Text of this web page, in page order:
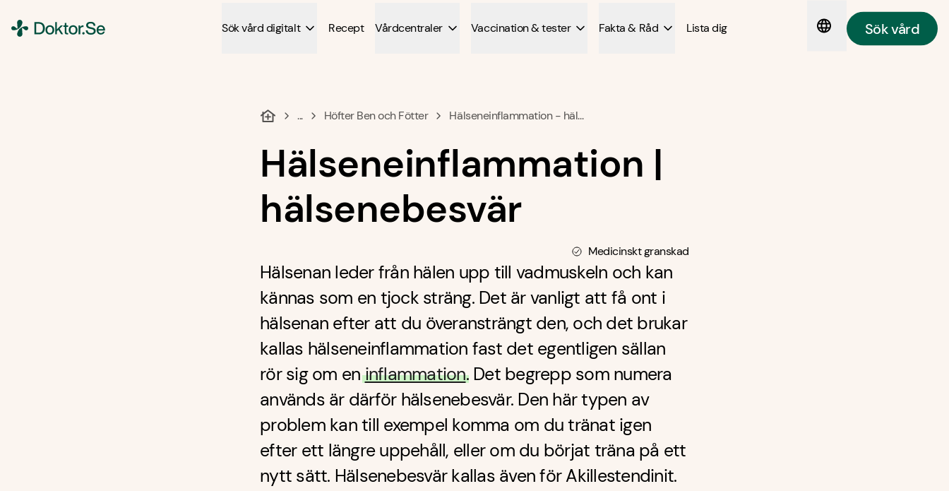
Sök vård digitalt Recept Vårdcentraler Vaccination & tester Fakta & Råd Lista dig Sök vård
... Höfter Ben och Fötter Hälseneinflammation - häl...
Hälseneinflammation |
hälsenebesvär
Medicinskt granskad
Hälsenan leder från hälen upp till vadmuskeln och kan
kännas som en tjock sträng. Det är vanligt att få ont i
hälsenan efter att du överansträngt den, och det brukar
kallas hälseneinflammation fast det egentligen sällan
rör sig om eninflammation. Det begrepp som numera
används är därför hälsenebesvär. Den här typen av
problem kan till exempel komma om du tränat igen
efter ett längre uppehåll, eller om du börjat träna på ett
nytt sätt. Hälsenebesvär kallas även för Akillestendinit.